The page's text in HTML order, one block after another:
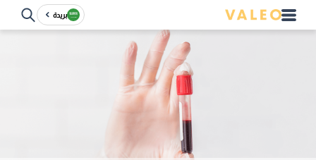
بريدة